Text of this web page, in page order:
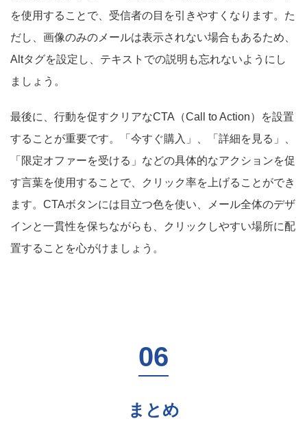
を使用することで、受信者の目を引きやすくなります。た
だし、画像のみのメールは表示されない場合もあるため、
Altタグを設定し、テキストでの説明も忘れないようにし
ましょう。
最後に、行動を促すクリアなCTA（Call to Action）を設置
することが重要です。「今すぐ購入」、「詳細を見る」、
「限定オファーを受ける」などの具体的なアクションを促
す言葉を使用することで、クリック率を上げることができ
ます。CTAボタンには目立つ色を使い、メール全体のデザ
インと一貫性を保ちながらも、クリックしやすい場所に配
置することを心がけましょう。
まとめ